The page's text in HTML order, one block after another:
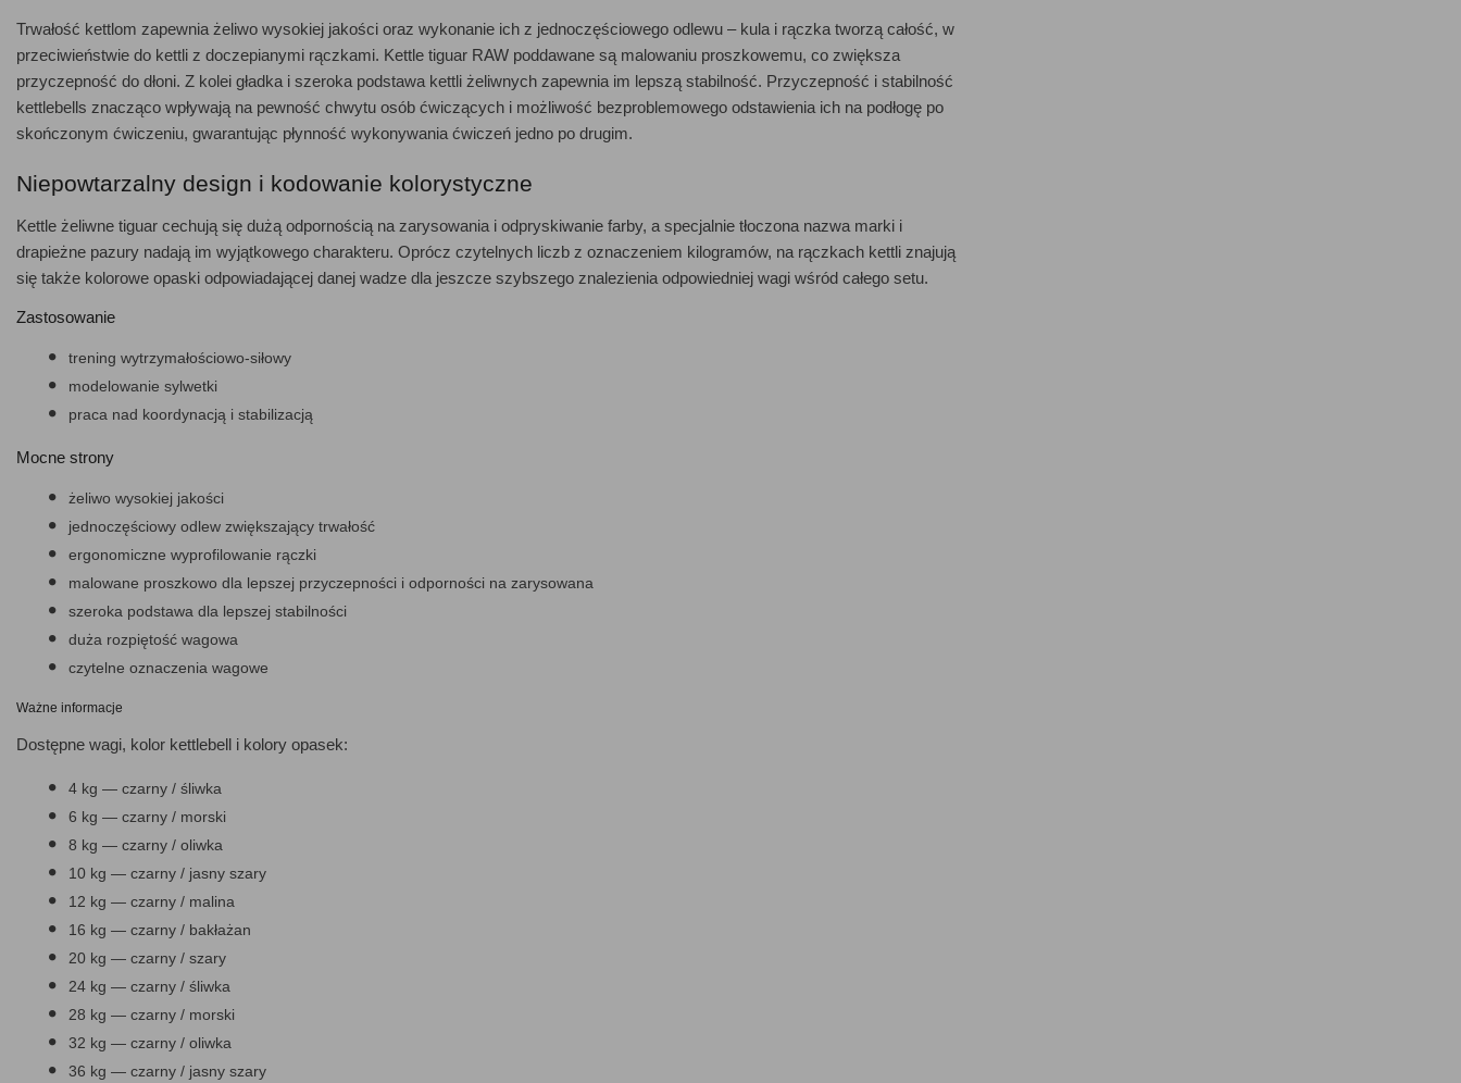
Trwałość kettlom zapewnia żeliwo wysokiej jakości oraz wykonanie ich z jednoczęściowego odlewu – kula i rączka tworzą całość, w
przeciwieństwie do kettli z doczepianymi rączkami. Kettle tiguar RAW poddawane są malowaniu proszkowemu, co zwiększa
przyczepność do dłoni. Z kolei gładka i szeroka podstawa kettli żeliwnych zapewnia im lepszą stabilność. Przyczepność i stabilność
kettlebells znacząco wpływają na pewność chwytu osób ćwiczących i możliwość bezproblemowego odstawienia ich na podłogę po
skończonym ćwiczeniu, gwarantując płynność wykonywania ćwiczeń jedno po drugim.
Niepowtarzalny design i kodowanie kolorystyczne
Kettle żeliwne tiguar cechują się dużą odpornością na zarysowania i odpryskiwanie farby, a specjalnie tłoczona nazwa marki i
drapieżne pazury nadają im wyjątkowego charakteru. Oprócz czytelnych liczb z oznaczeniem kilogramów, na rączkach kettli znajują
się także kolorowe opaski odpowiadającej danej wadze dla jeszcze szybszego znalezienia odpowiedniej wagi wśród całego setu.
Zastosowanie
trening wytrzymałościowo-siłowy
modelowanie sylwetki
praca nad koordynacją i stabilizacją
Mocne strony
żeliwo wysokiej jakości
jednoczęściowy odlew zwiększający trwałość
ergonomiczne wyprofilowanie rączki
malowane proszkowo dla lepszej przyczepności i odporności na zarysowana
szeroka podstawa dla lepszej stabilności
duża rozpiętość wagowa
czytelne oznaczenia wagowe
Ważne informacje
Dostępne wagi, kolor kettlebell i kolory opasek:
4 kg — czarny / śliwka
6 kg — czarny / morski
8 kg — czarny / oliwka
10 kg — czarny / jasny szary
12 kg — czarny / malina
16 kg — czarny / bakłażan
20 kg — czarny / szary
24 kg — czarny / śliwka
28 kg — czarny / morski
32 kg — czarny / oliwka
36 kg — czarny / jasny szary